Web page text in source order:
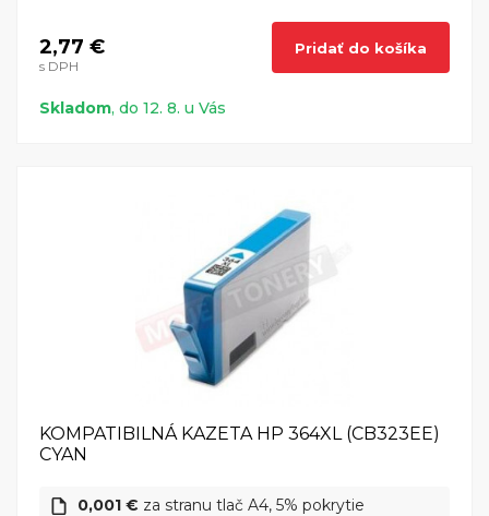
2,77 €
s DPH
Pridať do košíka
Skladom, do 12. 8. u Vás
KOMPATIBILNÁ KAZETA HP 364XL (CB323EE)
CYAN
0,001 € za stranu tlač A4, 5% pokrytie